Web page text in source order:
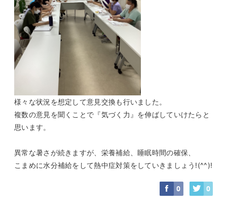
様々な状況を想定して意見交換も行いました。
複数の意見を聞くことで『気づく力』を伸ばしていけたらと
思います。
異常な暑さが続きますが、栄養補給、睡眠時間の確保、
こまめに水分補給をして熱中症対策をしていきましょう!(^^)!
0 0